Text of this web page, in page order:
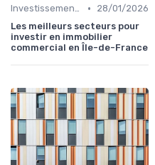
Investissements Immobiliers Stratégiques •
28/01/2026
Les meilleurs secteurs pour
investir en immobilier
commercial en Île-de-France